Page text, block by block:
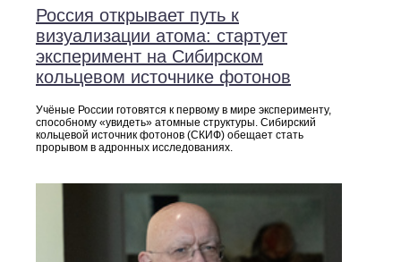
Россия открывает путь к
визуализации атома: стартует
эксперимент на Сибирском
кольцевом источнике фотонов
Учёные России готовятся к первому в мире эксперименту,
способному «увидеть» атомные структуры. Сибирский
кольцевой источник фотонов (СКИФ) обещает стать
прорывом в адронных исследованиях.